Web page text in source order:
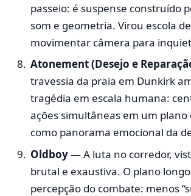
passeio: é suspense construído
som e geometria. Virou escola
movimentar câmera para
Atonement (Desejo e
travessia da praia em Dunkirk
tragédia em escala humana:
ações simultâneas em um
como panorama emocional da
Oldboy— A luta no corredor,
brutal e exaustiva. O plano
percepção do combate: menos